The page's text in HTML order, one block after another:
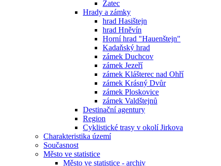
Žatec
Hrady a zámky
hrad Hasištejn
hrad Hněvín
Horní hrad "Hauenštejn"
Kadaňský hrad
zámek Duchcov
zámek Jezeří
zámek Klášterec nad Ohří
zámek Krásný Dvůr
zámek Ploskovice
zámek Valdštejnů
Destinační agentury
Region
Cyklistické trasy v okolí Jirkova
Charakteristika území
Současnost
Město ve statistice
Město ve statistice - archiv